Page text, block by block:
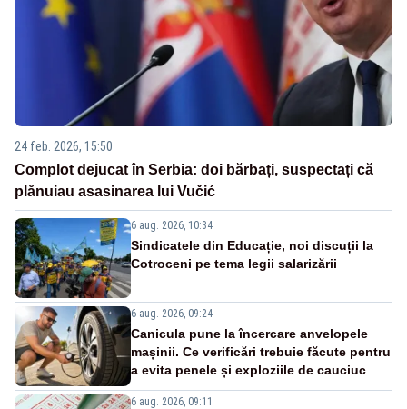
24 feb. 2026, 15:50
Complot dejucat în Serbia: doi bărbați, suspectați că
plănuiau asasinarea lui Vučić
6 aug. 2026, 10:34
Sindicatele din Educație, noi discuții la
Cotroceni pe tema legii salarizării
6 aug. 2026, 09:24
Canicula pune la încercare anvelopele
mașinii. Ce verificări trebuie făcute pentru
a evita penele și exploziile de cauciuc
6 aug. 2026, 09:11